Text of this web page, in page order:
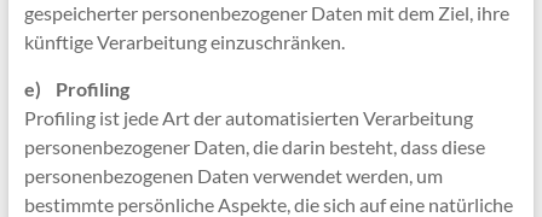
gespeicherter personenbezogener Daten mit dem Ziel, ihre
künftige Verarbeitung einzuschränken.
e) Profiling
Profiling ist jede Art der automatisierten Verarbeitung
personenbezogener Daten, die darin besteht, dass diese
personenbezogenen Daten verwendet werden, um
bestimmte persönliche Aspekte, die sich auf eine natürliche